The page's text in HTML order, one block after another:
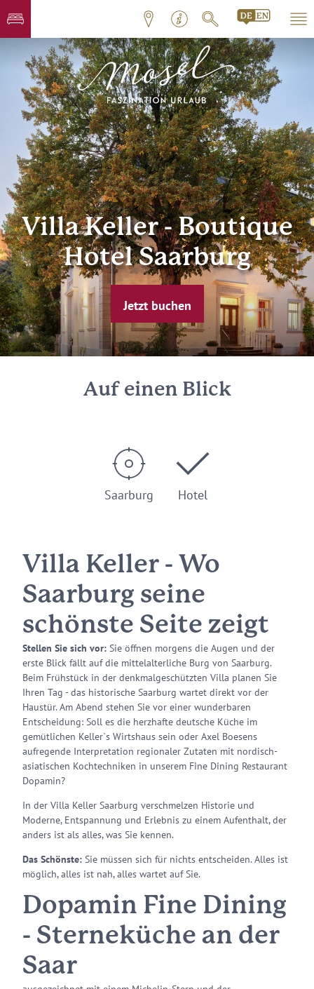
Villa Keller - Boutique
Hotel Saarburg
Jetzt buchen
Auf einen Blick
Saarburg Hotel
Villa Keller - Wo
Saarburg seine
schönste Seite zeigt
Stellen Sie sich vor: Sie öffnen morgens die Augen und der
erste Blick fällt auf die mittelalterliche Burg von Saarburg.
Beim Frühstück in der denkmalgeschützten Villa planen Sie
Ihren Tag - das historische Saarburg wartet direkt vor der
Haustür. Am Abend stehen Sie vor einer wunderbaren
Entscheidung: Soll es die herzhafte deutsche Küche im
gemütlichen Keller`s Wirtshaus sein oder Axel Boesens
aufregende Interpretation regionaler Zutaten mit nordisch-
asiatischen Kochtechniken in unserem Fine Dining Restaurant
Dopamin?
In der Villa Keller Saarburg verschmelzen Historie und
Moderne, Entspannung und Erlebnis zu einem Aufenthalt, der
anders ist als alles, was Sie kennen.
Das Schönste: Sie müssen sich für nichts entscheiden. Alles ist
möglich, alles ist nah, alles wartet auf Sie.
Dopamin Fine Dining
- Sterneküche an der
Saar